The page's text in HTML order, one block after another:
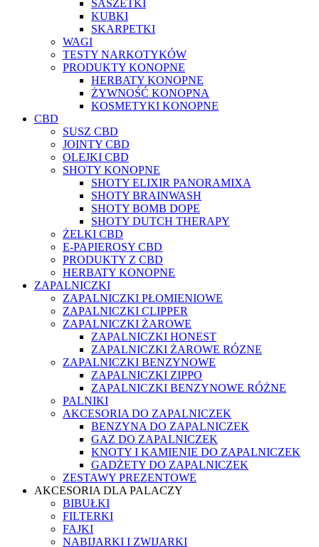
SASZETKI
KUBKI
SKARPETKI
WAGI
TESTY NARKOTYKÓW
PRODUKTY KONOPNE
HERBATY KONOPNE
ŻYWNOŚĆ KONOPNA
KOSMETYKI KONOPNE
CBD
SUSZ CBD
JOINTY CBD
OLEJKI CBD
SHOTY KONOPNE
SHOTY ELIXIR PANORAMIXA
SHOTY BRAINWASH
SHOTY BOMB DOPE
SHOTY DUTCH THERAPY
ŻELKI CBD
E-PAPIEROSY CBD
PRODUKTY Z CBD
HERBATY KONOPNE
ZAPALNICZKI
ZAPALNICZKI PŁOMIENIOWE
ZAPALNICZKI CLIPPER
ZAPALNICZKI ŻAROWE
ZAPALNICZKI HONEST
ZAPALNICZKI ŻAROWE RÓZNE
ZAPALNICZKI BENZYNOWE
ZAPALNICZKI ZIPPO
ZAPALNICZKI BENZYNOWE RÓŻNE
PALNIKI
AKCESORIA DO ZAPALNICZEK
BENZYNA DO ZAPALNICZEK
GAZ DO ZAPALNICZEK
KNOTY I KAMIENIE DO ZAPALNICZEK
GADŻETY DO ZAPALNICZEK
ZESTAWY PREZENTOWE
AKCESORIA DLA PALACZY
BIBUŁKI
FILTERKI
FAJKI
NABIJARKI I ZWIJARKI